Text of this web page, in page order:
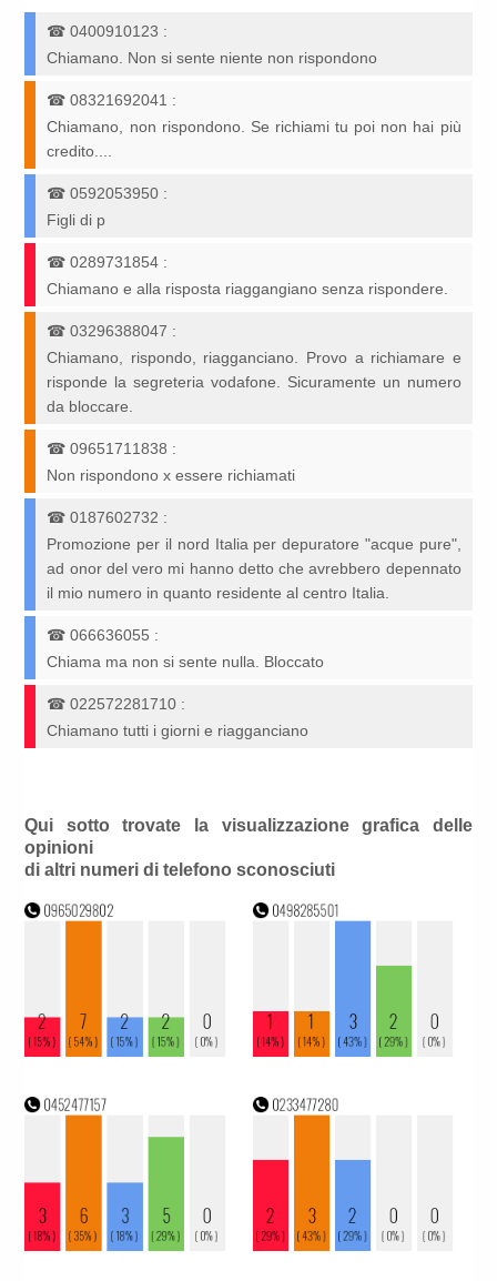
☎0400910123 :
Chiamano. Non si sente niente non rispondono
☎08321692041 :
Chiamano, non rispondono. Se richiami tu poi non hai più
credito....
☎0592053950 :
Figli di p
☎0289731854 :
Chiamano e alla risposta riaggangiano senza rispondere.
☎03296388047 :
Chiamano, rispondo, riagganciano. Provo a richiamare e
risponde la segreteria vodafone. Sicuramente un numero
da bloccare.
☎09651711838 :
Non rispondono x essere richiamati
☎0187602732 :
Promozione per il nord Italia per depuratore "acque pure",
ad onor del vero mi hanno detto che avrebbero depennato
il mio numero in quanto residente al centro Italia.
☎066636055 :
Chiama ma non si sente nulla. Bloccato
☎022572281710 :
Chiamano tutti i giorni e riagganciano
Qui sotto trovate la visualizzazione grafica delle
opinioni
di altri numeri di telefono sconosciuti